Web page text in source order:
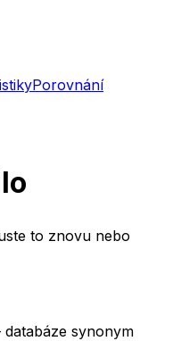
Porovnání
to znovu nebo
synonym